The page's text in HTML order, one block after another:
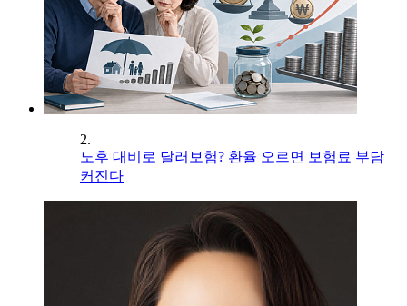
2.
노후 대비로 달러보험? 환율 오르면 보험료 부담
커진다